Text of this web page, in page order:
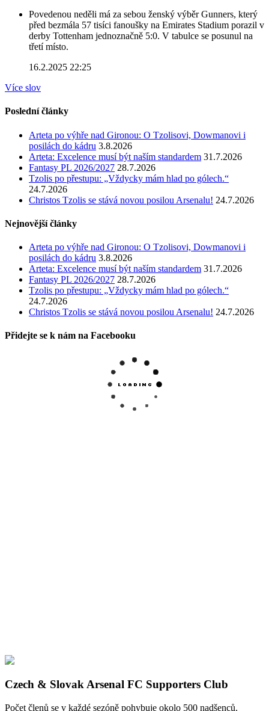
Povedenou neděli má za sebou ženský výběr Gunners, který
před bezmála 57 tisíci fanoušky na Emirates Stadium porazil v
derby Tottenham jednoznačně 5:0. V tabulce se posunul na
třetí místo.
16.2.2025 22:25
Více slov
Poslední články
Arteta po výhře nad Gironou: O Tzolisovi, Dowmanovi i
posilách do kádru 3.8.2026
Arteta: Excelence musí být naším standardem 31.7.2026
Fantasy PL 2026/2027 28.7.2026
Tzolis po přestupu: „Vždycky mám hlad po gólech.“
24.7.2026
Christos Tzolis se stává novou posilou Arsenalu! 24.7.2026
Nejnovější články
Arteta po výhře nad Gironou: O Tzolisovi, Dowmanovi i
posilách do kádru 3.8.2026
Arteta: Excelence musí být naším standardem 31.7.2026
Fantasy PL 2026/2027 28.7.2026
Tzolis po přestupu: „Vždycky mám hlad po gólech.“
24.7.2026
Christos Tzolis se stává novou posilou Arsenalu! 24.7.2026
Přidejte se k nám na Facebooku
Czech & Slovak Arsenal FC Supporters Club
Počet členů se v každé sezóně pohybuje okolo 500 nadšenců.